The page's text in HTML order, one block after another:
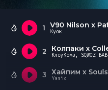
1 Куок
2 КлоуКома, SQWOZ BAB
3 Yanix